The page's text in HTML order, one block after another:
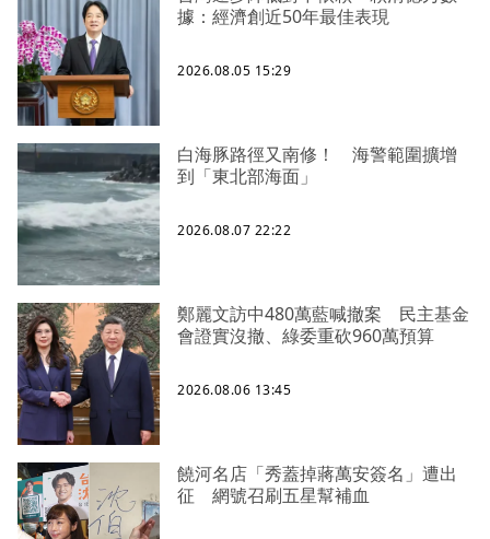
據：經濟創近50年最佳表現
2026.08.05 15:29
白海豚路徑又南修！ 海警範圍擴增
到「東北部海面」
2026.08.07 22:22
鄭麗文訪中480萬藍喊撤案 民主基金
會證實沒撤、綠委重砍960萬預算
2026.08.06 13:45
饒河名店「秀蓋掉蔣萬安簽名」遭出
征 網號召刷五星幫補血